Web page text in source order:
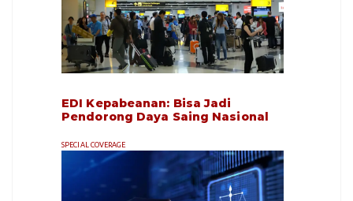
EDI Kepabeanan: Bisa Jadi
Pendorong Daya Saing Nasional
SPECIAL COVERAGE